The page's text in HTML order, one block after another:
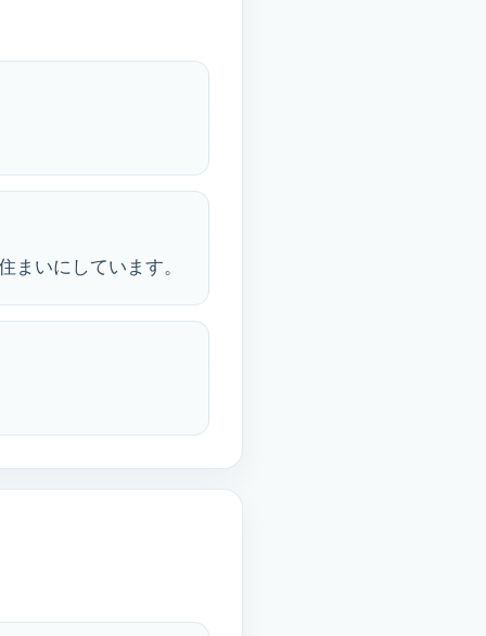
いにしています。